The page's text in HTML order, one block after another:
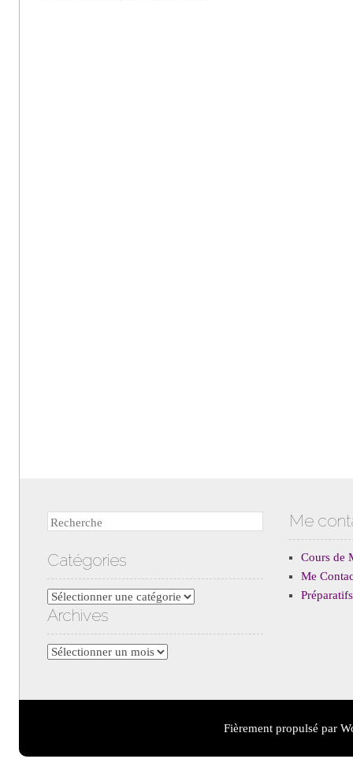
Recherche
Catégories
Catégories
Archives
Archives
Me
Cours de
Me
Fièrement propulsé par